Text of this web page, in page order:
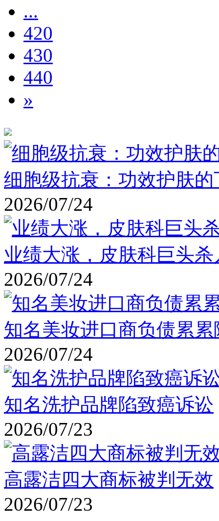
...
420
430
440
»
细胞级抗衰：功效护肤
2026/07/24
业绩大涨，皮肤科巨头
2026/07/24
知名美妆进口商负债累
2026/07/24
知名洗护品牌陷致癌诉讼
2026/07/23
高露洁四大商标被判无效
2026/07/23